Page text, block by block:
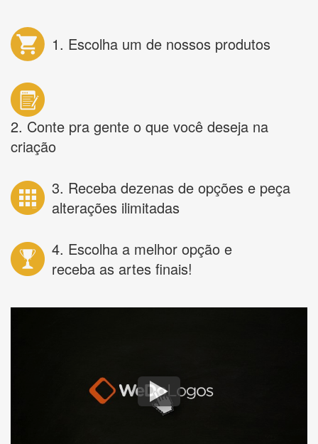
1. Escolha um de nossos produtos
2. Conte pra gente o que você deseja na
criação
3. Receba dezenas de opções e peça
alterações ilimitadas
4. Escolha a melhor opção e
receba as artes finais!